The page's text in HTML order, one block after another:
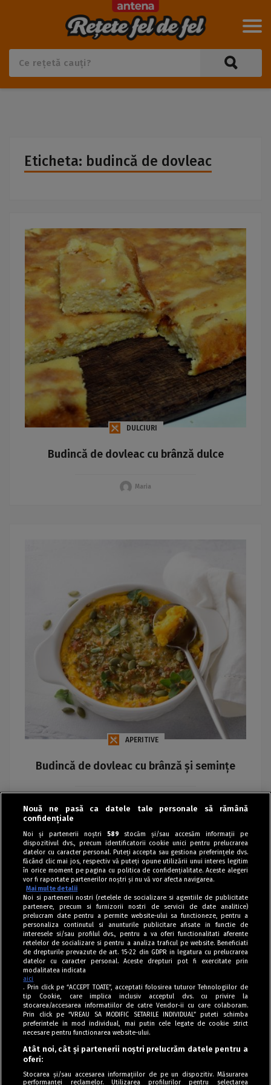
Eticheta: budincă de dovleac
DULCIURI
Budincă de dovleac cu brânză dulce
Maria
APERITIVE
Budincă de dovleac cu brânză și semințe
Tag index
Program Antena 1
Nouă ne pasă ca datele tale personale să rămână
confidențiale
Noi și partenerii noștri 589 stocăm și/sau accesăm informații pe
dispozitivul dvs., precum identificatorii cookie unici pentru prelucrarea
datelor cu caracter personal. Puteți accepta sau gestiona preferințele dvs.
făcând clic mai jos, respectiv vă puteți opune utilizării unui interes legitim
în orice moment pe pagina cu politica de confidențialitate. Aceste alegeri
vor fi raportate partenerilor noștri și nu vă vor afecta navigarea.
Mai multe detalii
Noi si partenerii nostri (retelele de socializare si agentiile de publicitate
partenere, precum si furnizorii nostri de servicii de date analitice)
prelucram date pentru a permite website-ului sa functioneze, pentru a
personaliza continutul si anunturile publicitare afisate in functie de
interesele si/sau profilul dvs., pentru a va oferi functionalitati aferente
retelelor de socializare si pentru a analiza traficul pe website. Beneficiati
de drepturile prevazute de art. 15-22 din GDPR in legatura cu prelucrarea
datelor cu caracter personal. Aceste drepturi pot fi exercitate prin
modalitatea indicata
aici
. Prin click pe “ACCEPT TOATE”, acceptati folosirea tuturor Tehnologiilor de
tip Cookie, care implica inclusiv acceptul dvs. cu privire la
stocarea/accesarea informatiilor de catre Vendor-ii cu care colaboram.
Prin click pe “VREAU SA MODIFIC SETARILE INDIVIDUAL” puteti schimba
preferintele in mod individual, mai putin cele legate de cookie strict
necesare pentru functionarea website-ului.
Atât noi, cât și partenerii noștri prelucrăm datele pentru a
oferi:
Stocarea și/sau accesarea informațiilor de pe un dispozitiv. Măsurarea
performanței reclamelor. Utilizarea profilurilor pentru selectarea